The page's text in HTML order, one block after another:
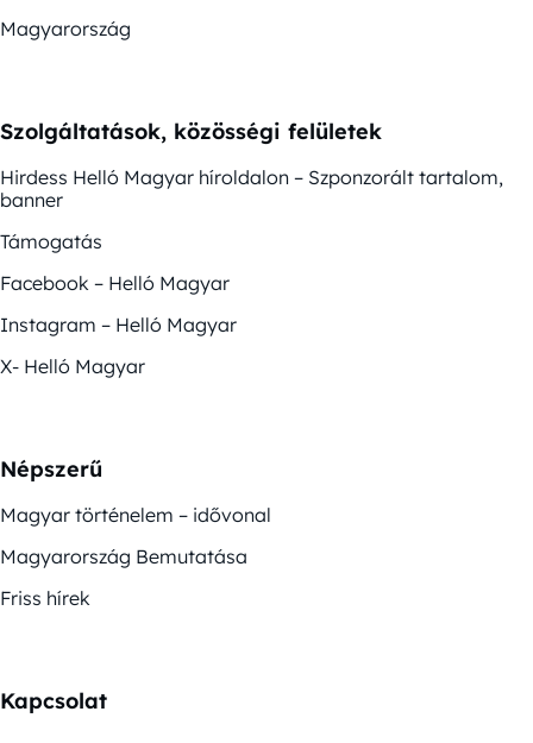
Magyarország
Szolgáltatások, közösségi felületek
Hirdess Helló Magyar híroldalon – Szponzorált tartalom,
banner
Támogatás
Facebook – Helló Magyar
Instagram – Helló Magyar
X- Helló Magyar
Népszerű
Magyar történelem – idővonal
Magyarország Bemutatása
Friss hírek
Kapcsolat